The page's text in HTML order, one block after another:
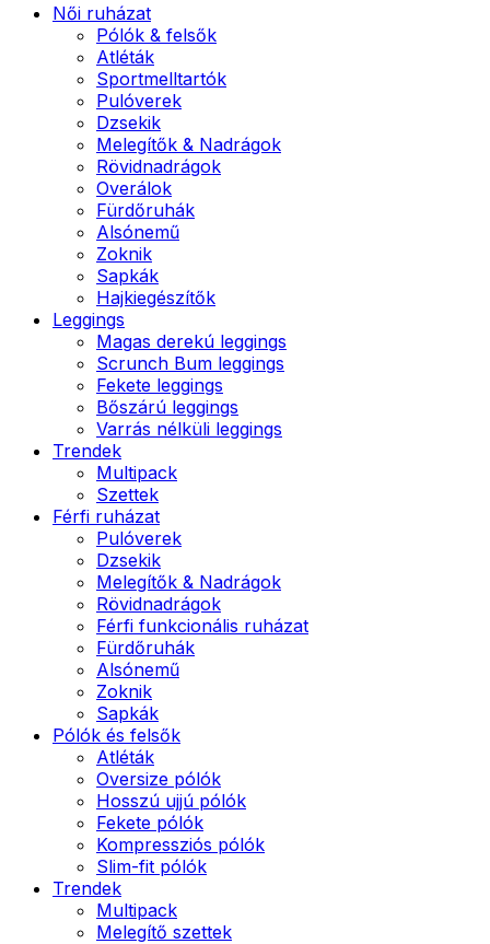
Női ruházat
Pólók & felsők
Atléták
Sportmelltartók
Pulóverek
Dzsekik
Melegítők & Nadrágok
Rövidnadrágok
Overálok
Fürdőruhák
Alsónemű
Zoknik
Sapkák
Hajkiegészítők
Leggings
Magas derekú leggings
Scrunch Bum leggings
Fekete leggings
Bőszárú leggings
Varrás nélküli leggings
Trendek
Multipack
Szettek
Férfi ruházat
Pulóverek
Dzsekik
Melegítők & Nadrágok
Rövidnadrágok
Férfi funkcionális ruházat
Fürdőruhák
Alsónemű
Zoknik
Sapkák
Pólók és felsők
Atléták
Oversize pólók
Hosszú ujjú pólók
Fekete pólók
Kompressziós pólók
Slim-fit pólók
Trendek
Multipack
Melegítő szettek